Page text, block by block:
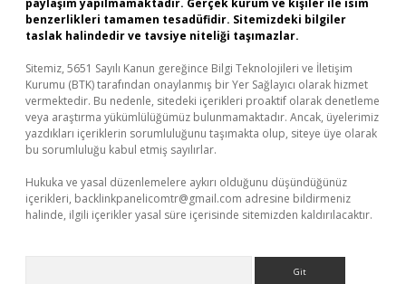
paylaşım yapılmamaktadır. Gerçek kurum ve kişiler ile isim
benzerlikleri tamamen tesadüfidir. Sitemizdeki bilgiler
taslak halindedir ve tavsiye niteliği taşımazlar.
Sitemiz, 5651 Sayılı Kanun gereğince Bilgi Teknolojileri ve İletişim
Kurumu (BTK) tarafından onaylanmış bir Yer Sağlayıcı olarak hizmet
vermektedir. Bu nedenle, sitedeki içerikleri proaktif olarak denetleme
veya araştırma yükümlülüğümüz bulunmamaktadır. Ancak, üyelerimiz
yazdıkları içeriklerin sorumluluğunu taşımakta olup, siteye üye olarak
bu sorumluluğu kabul etmiş sayılırlar.
Hukuka ve yasal düzenlemelere aykırı olduğunu düşündüğünüz
içerikleri, backlinkpanelicomtr@gmail.com adresine bildirmeniz
halinde, ilgili içerikler yasal süre içerisinde sitemizden kaldırılacaktır.